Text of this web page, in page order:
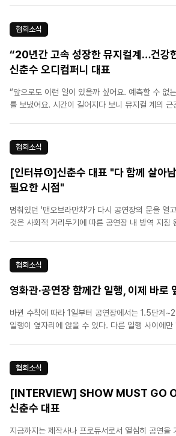
발적 희생으로 무대를 올린다. “모든 배우와 스태..
협회소식
“20년간 고속 성장한 뮤지컬계…건강
신춘수 오디컴퍼니 대표
“앞으로도 이런 일이 있을까 싶어요. 예측할 수 없
를 보냈어요. 시간이 길어지다 보니 뮤지컬 계의 근
[원본링크] https://news.naver.c..
협회소식
[인터뷰①]신춘수 대표 "다 함께 살아
필요한 시점"
멈춰있던 '맨오브라만차'가 다시 공연장의 문을 열
것은 사회적 거리두기에 따른 공연장 내 방역 지침
준한 단체 행동과 간절한 호소가 있었고, 신춘수 대..
협회소식
영화관·공연장 함께간 일행, 이제 바로
바뀐 수칙에 따라 1일부터 공연장에서는 1.5단계
일행이 옆자리에 앉을 수 있다. 다른 일행 사이에
장ㆍ영화관 음식물 섭취 금지 수..
협회소식
[INTERVIEW] SHOW MUST GO
신춘수 대표
지금까지는 제작사나 프로듀서로서 열심히 공연을